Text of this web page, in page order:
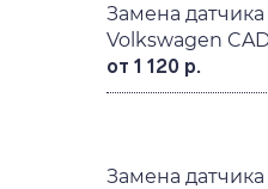
Замена
Volkswagen
от 1 120 р.
Замена